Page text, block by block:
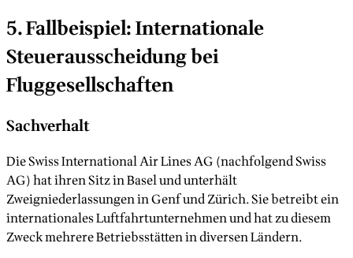
5. Fallbeispiel: Internationale
Steuerausscheidung bei
Fluggesellschaften
Sachverhalt
Die Swiss International Air Lines AG (nachfolgend Swiss
AG) hat ihren Sitz in Basel und unterhält
Zweigniederlassungen in Genf und Zürich. Sie betreibt ein
internationales Luftfahrtunternehmen und hat zu diesem
Zweck mehrere Betriebsstätten in diversen Ländern.